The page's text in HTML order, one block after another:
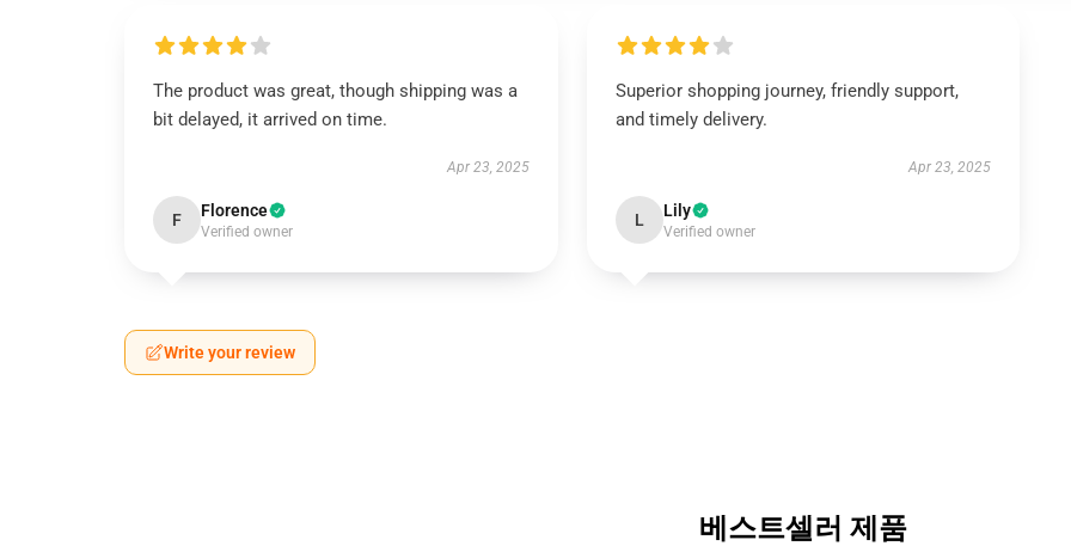
The product was great, though shipping was a
bit delayed, it arrived on time.
Apr 23, 2025
F Florence
Verified owner
Superior shopping journey, friendly support,
and timely delivery.
Apr 23, 2025
L Lily
Verified owner
Write your review
베스트셀러 제품